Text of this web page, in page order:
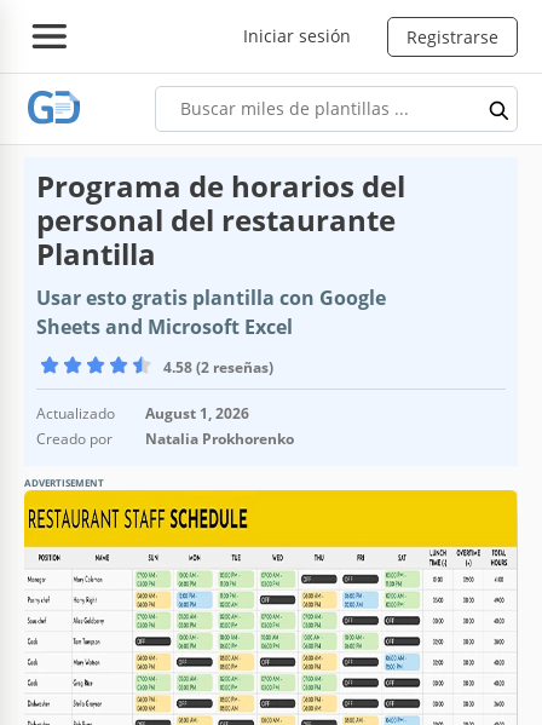
Iniciar sesión Registrarse
Programa de horarios del
personal del restaurante
Plantilla
Usar esto gratis plantilla con Google
Sheets and Microsoft Excel
4.58 (2 reseñas)
Actualizado
August 1, 2026
Creado por
Natalia Prokhorenko
ADVERTISEMENT